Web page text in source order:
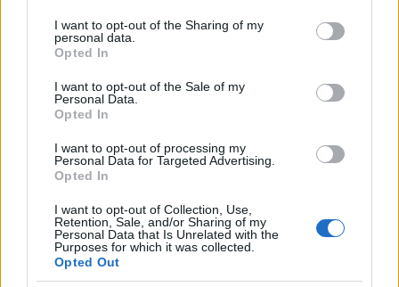
not limited to your visit or usage behaviour. You may click to
grant or deny consent to Google and its third-party tags to
use your data for below specified purposes in below Google
consent section.
I want to opt-out of the Sharing of my
personal data.
Opted In
I want to opt-out of the Sale of my
Personal Data.
Opted In
I want to opt-out of processing my
Personal Data for Targeted Advertising.
Opted In
I want to opt-out of Collection, Use,
Retention, Sale, and/or Sharing of my
Personal Data that Is Unrelated with the
Purposes for which it was collected.
Opted Out
Als je wilt deelnemen aan gesprekken met
medepatiënten over onderwerpen gerelateerd aan
ME/CFSenlangdurige COVID, moedigen we je
aan om onze gratis online steunbijeenkomsten te